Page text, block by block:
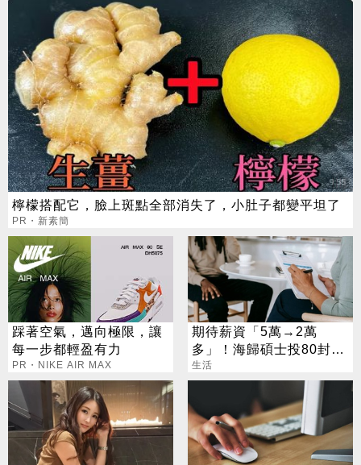
檸檬搭配它，臉上斑點全部消失了，小肚子都變平坦了
PR・新素簡
踩著空氣，邁向極限，讓
每一步都輕盈有力
PR・NIKE AIR MAX
期待薪資「5萬→2萬
多」！海歸碩士投80封履
歷沒上岸：連香蕉都不給
生活